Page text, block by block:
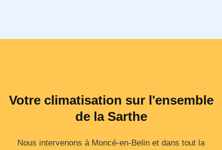
Votre climatisation sur l'ensemble
de la Sarthe
Nous intervenons à Moncé-en-Belin et dans tout la